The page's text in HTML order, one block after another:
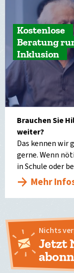
Kostenlose
Beratung
Inklusion
Brauchen Sie
weiter?
Das kennen wir
gerne. Wenn
in Schule oder
Mehr
Nichts
Jetzt